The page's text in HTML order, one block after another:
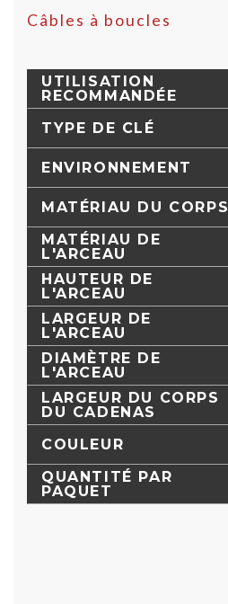
Câbles à boucles
UTILISATION
RECOMMANDÉE
TYPE DE CLÉ
ENVIRONNEMENT
MATÉRIAU DU CORPS
MATÉRIAU DE
L'ARCEAU
HAUTEUR DE
L'ARCEAU
LARGEUR DE
L'ARCEAU
DIAMÈTRE DE
L'ARCEAU
LARGEUR DU CORPS
DU CADENAS
COULEUR
QUANTITÉ PAR
PAQUET